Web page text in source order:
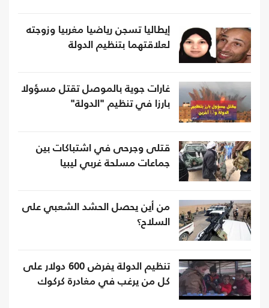
إيطاليا تسجن رياضيا مغربيا وزوجته
لعلاقتهما بتنظيم الدولة
غارات جوية بالموصل تقتل مسؤولا
بارزا في تنظيم "الدولة"
قتلى وجرحى في اشتباكات بين
جماعات مسلحة غربي ليبيا
من أين يحصل الحشد الشعبي على
السلاح؟
تنظيم الدولة يفرض 600 دولار على
كل من يرغب في مغادرة كركوك